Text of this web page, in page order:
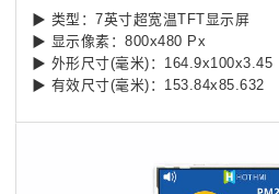
▶ 类型：7英寸超宽温TFT显示屏
▶ 显示像素：800x480 Px
▶ 外形尺寸(毫米)：164.9x100x3.45
▶ 有效尺寸(毫米)：153.84x85.632